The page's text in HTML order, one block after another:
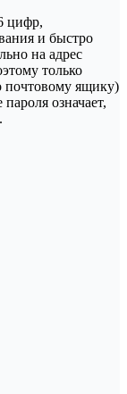
цифр,
и быстро
на адрес
только
почтовому ящику)
означает,